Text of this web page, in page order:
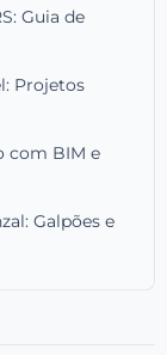
Guia de
Projetos
com BIM e
Galpões e